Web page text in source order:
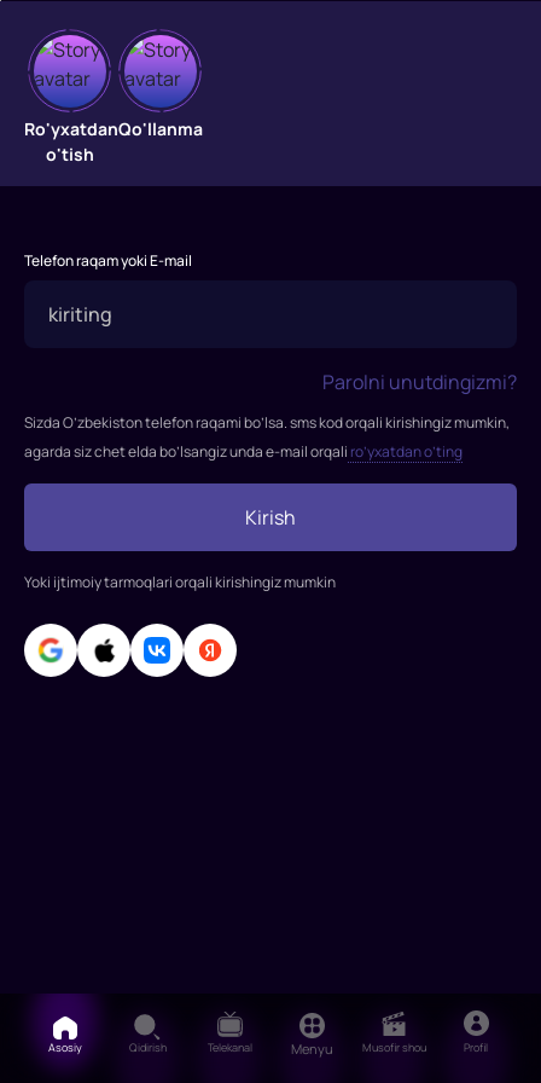
Sadoqat
Jangovar
topshiriq
dushman
ustidan
qutqaruv
operatsiyasiga
ehtiyoj
Uchuvchi
tan
Ro'yxatdan
o'tish
Qo'llanma
Telefon raqam yoki E-mail
Parolni unutdingizmi?
Sizda O’zbekiston telefon raqami bo’lsa. sms kod orqali kirishingiz mumkin,
agarda siz chet elda bo’lsangiz unda e-mail orqali ro’yxatdan o’ting
Kirish
Yoki ijtimoiy tarmoqlari orqali kirishingiz mumkin
Asosiy Qidirish Telekanal Menyu Musofir shou Profil